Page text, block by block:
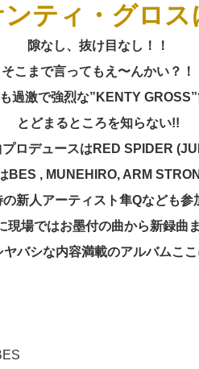
ティ・グロス
隙なし、抜け目なし！！
そこまで言ってもえ〜んかい？！
過激で強烈な”KENTY
とどまるところを知らない!!
プロデュースはRED SPIDER
BES , MUNEHIRO, ARM
新人アーティスト隼Qなども参
現場ではお墨付の曲から新録曲
ヤバシな内容満載のアルバムこ